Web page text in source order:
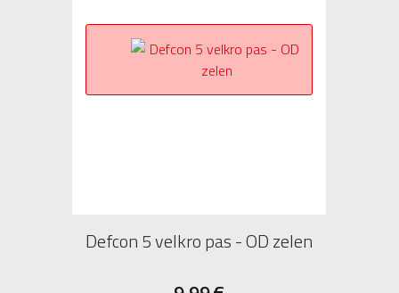
Defcon 5 velkro pas - OD zelen